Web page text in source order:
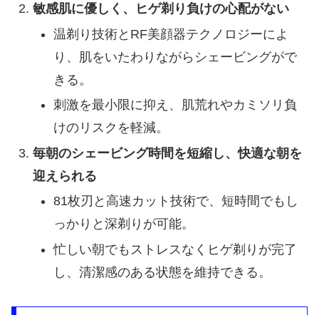
敏感肌に優しく、ヒゲ剃り負けの心配がない
温剃り技術とRF美顔器テクノロジーによ
り、肌をいたわりながらシェービングがで
きる。
刺激を最小限に抑え、肌荒れやカミソリ負
けのリスクを軽減。
毎朝のシェービング時間を短縮し、快適な朝を
迎えられる
81枚刃と高速カット技術で、短時間でもし
っかりと深剃りが可能。
忙しい朝でもストレスなくヒゲ剃りが完了
し、清潔感のある状態を維持できる。